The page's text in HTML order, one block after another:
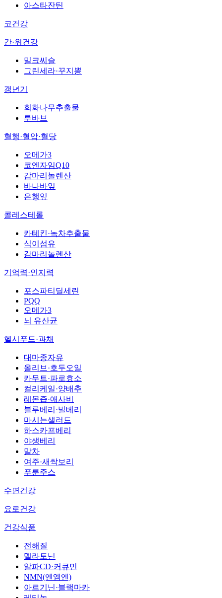
아스타잔틴
코건강
간·위건강
밀크씨슬
그린세라·꾸지뽕
갱년기
회화나무추출물
루바브
혈행·혈압·혈당
오메가3
코엔자임Q10
감마리놀렌산
바나바잎
은행잎
콜레스테롤
카테킨·녹차추출물
식이섬유
감마리놀렌산
기억력·인지력
포스파티딜세린
PQQ
오메가3
뇌 유산균
헬시푸드·과채
대마종자유
올리브·호두오일
카무트·파로효소
컬리케일·양배추
레몬즙·애사비
블루베리·빌베리
마시는샐러드
하스카프베리
야생베리
말차
여주·새싹보리
푸룬주스
수면건강
요로건강
건강식품
전해질
멜라토닌
알파CD·커큐민
NMN(엔엠엔)
아르기닌·블랙마카